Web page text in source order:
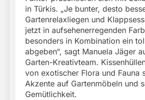
in Türkis. „Je bunter, desto
Gartenrelaxliegen und
jetzt in aufsehenerregenden
besonders in Kombination ein
abgeben“, sagt Manuela Jäger
Garten-Kreativteam.
von exotischer Flora und Fauna
Akzente auf Gartenmöbeln und
Gemütlichkeit.